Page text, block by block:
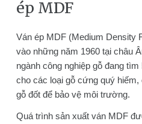
ép MDF
Ván ép MDF (Medium Density
vào những năm 1960 tại châu
ngành công nghiệp gỗ đang
cho các loại gỗ cứng quý
gỗ đốt để bảo vệ môi trường.
Quá trình sản xuất ván MDF